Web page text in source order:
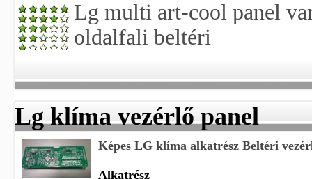
Lg multi art-cool panel
oldalfali beltéri
Lg klíma vezérlő panel
Képes LG klíma alkatrész Beltéri
Alkatrész